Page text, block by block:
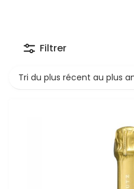
Filtrer
Tri du plus récent au plus